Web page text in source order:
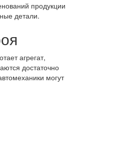
продукции
детали.
агрегат,
достаточно
могут